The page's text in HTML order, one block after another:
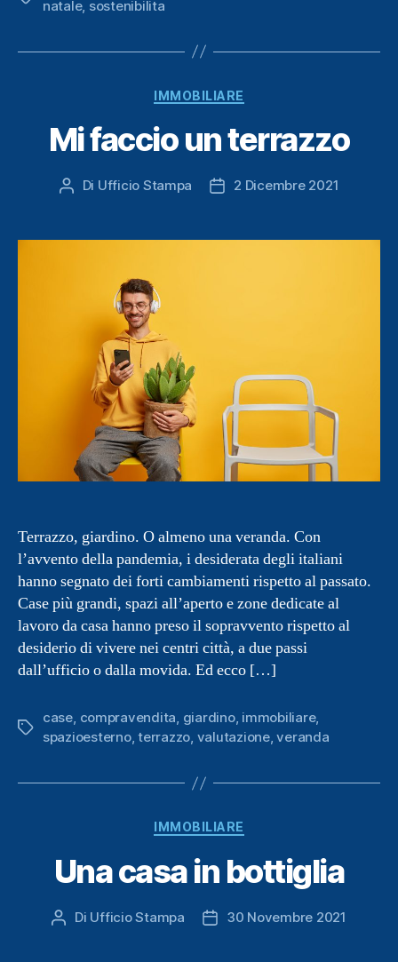
natale, sostenibilita
Categorie
IMMOBILIARE
Mi faccio un terrazzo
Autore
Di Ufficio Stampa
Data2 Dicembre 2021
Terrazzo, giardino. O almeno una veranda. Con
l’avvento della pandemia, i desiderata degli italiani
hanno segnato dei forti cambiamenti rispetto al passato.
Case più grandi, spazi all’aperto e zone dedicate al
lavoro da casa hanno preso il sopravvento rispetto al
desiderio di vivere nei centri città, a due passi
dall’ufficio o dalla movida. Ed ecco […]
Tag
case, compravendita, giardino, immobiliare,
spazioesterno,terrazzo, valutazione,veranda
Categorie
IMMOBILIARE
Una casa in bottiglia
Autore
Di Ufficio Stampa
Data30 Novembre 2021